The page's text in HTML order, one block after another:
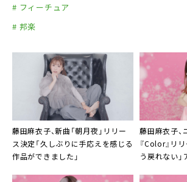
2015年1月18日（日）東京都・ 中
ル（バンド編成）
# フィーチュア
# 邦楽
藤田麻衣子、新曲「朝月夜」リリー
ス決定「久しぶりに手応えを感じる
作品ができました」
藤田麻衣子
『Color』リ
う戻れない